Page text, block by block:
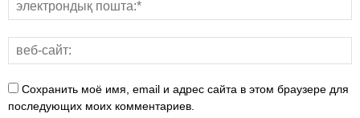
Сохранить моё имя, email и адрес сайта в этом браузере для
последующих моих комментариев.